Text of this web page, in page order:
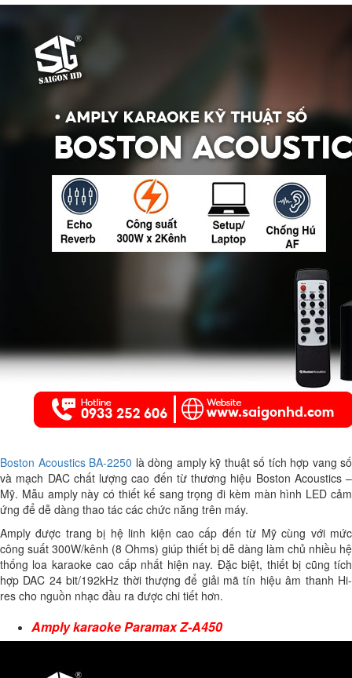
Boston Acoustics BA-2250 là dòng amply kỹ thuật số tích hợp vang số
và mạch DAC chất lượng cao đến từ thương hiệu Boston Acoustics –
Mỹ. Mẫu amply này có thiết kế sang trọng đi kèm màn hình LED cảm
ứng để dễ dàng thao tác các chức năng trên máy.
Amply được trang bị hệ linh kiện cao cấp đến từ Mỹ cùng với mức
công suất 300W/kênh (8 Ohms) giúp thiết bị dễ dàng làm chủ nhiều hệ
thống loa karaoke cao cấp nhất hiện nay. Đặc biệt, thiết bị cũng tích
hợp DAC 24 bit/192kHz thời thượng để giải mã tín hiệu âm thanh Hi-
res cho nguồn nhạc đầu ra được chi tiết hơn.
Amply karaoke Paramax Z-A450